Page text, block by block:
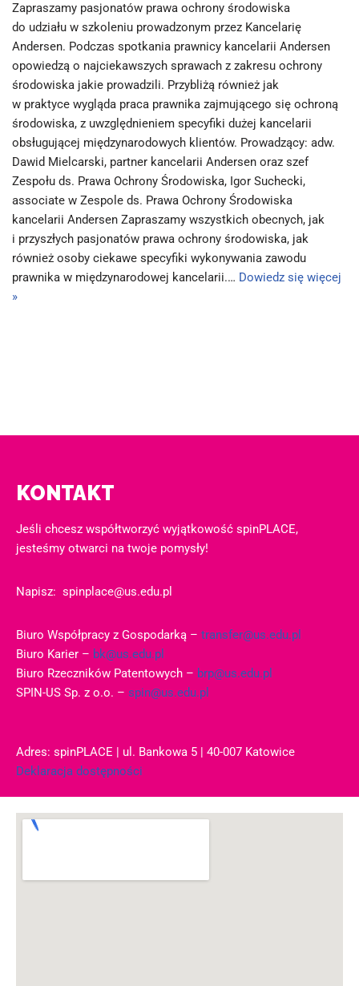
Zapraszamy pasjonatów prawa ochrony środowiska
do udziału w szkoleniu prowadzonym przez Kancelarię
Andersen. Podczas spotkania prawnicy kancelarii Andersen
opowiedzą o najciekawszych sprawach z zakresu ochrony
środowiska jakie prowadzili. Przybliżą również jak
w praktyce wygląda praca prawnika zajmującego się ochroną
środowiska, z uwzględnieniem specyfiki dużej kancelarii
obsługującej międzynarodowych klientów. Prowadzący: adw.
Dawid Mielcarski, partner kancelarii Andersen oraz szef
Zespołu ds. Prawa Ochrony Środowiska, Igor Suchecki,
associate w Zespole ds. Prawa Ochrony Środowiska
kancelarii Andersen Zapraszamy wszystkich obecnych, jak
i przyszłych pasjonatów prawa ochrony środowiska, jak
również osoby ciekawe specyfiki wykonywania zawodu
prawnika w międzynarodowej kancelarii.… Dowiedz się więcej
»
KONTAKT
Jeśli chcesz współtworzyć wyjątkowość spinPLACE,
jesteśmy otwarci na twoje pomysły!
Napisz: spinplace@us.edu.pl
Biuro Współpracy z Gospodarką – transfer@us.edu.pl
Biuro Karier – bk@us.edu.pl
Biuro Rzeczników Patentowych – brp@us.edu.pl
SPIN-US Sp. z o.o. – spin@us.edu.pl
Adres: spinPLACE | ul. Bankowa 5 | 40-007 Katowice
Deklaracja dostępności